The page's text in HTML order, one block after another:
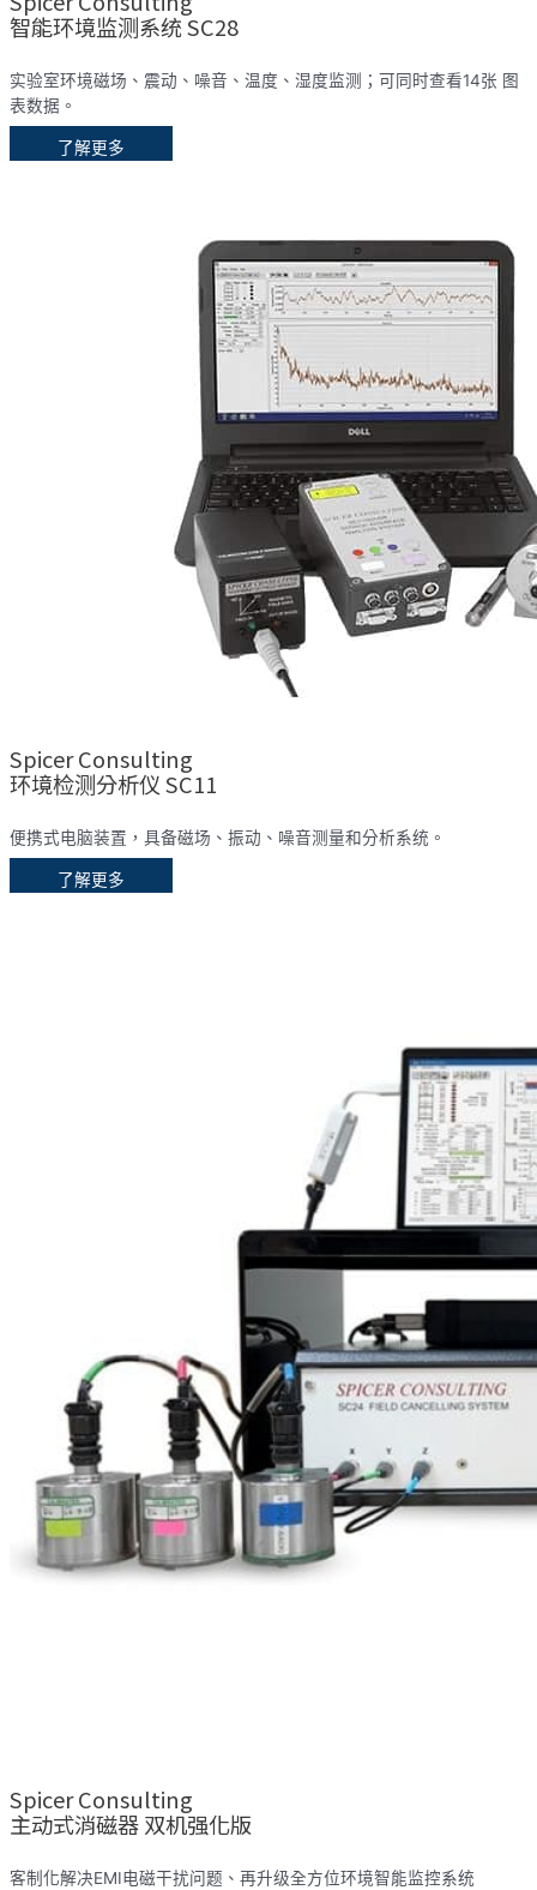
智能环境监测系统 SC28
实验室环境磁场、震动、噪音、温度、湿度监测；可同时查看14张 图
表数据。
了解更多
Spicer Consulting
环境检测分析仪 SC11
便携式电脑装置，具备磁场、振动、噪音测量和分析系统。
了解更多
Spicer Consulting
主动式消磁器 双机强化版
客制化解决EMI电磁干扰问题、再升级全方位环境智能监控系统